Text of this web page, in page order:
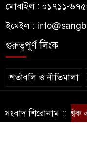
৮
১০
মোবাইল : ০১৭১১-
ইমেইল :
গুরুত্বপূর্ণ লিংক
শর্তাবলি ও নীতিমালা
©
সংবাদ শিরোনাম ::
জাতিসংঘের বৈশ্বিক এআই